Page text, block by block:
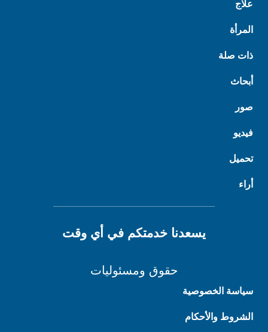
علاج
المرأة
ذات صلة
أبحاث
صور
فيديو
تحميل
أراء
يسعدنا خدمتكم في أي وقت
حقوق ومسئوليات
سياسة الخصوصية
الشروط والأحكام